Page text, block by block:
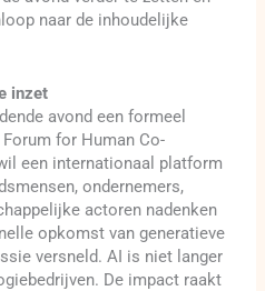
naar de inhoudelijke
inzet
avond een formeel
for Human Co-
een internationaal platform
ondernemers,
actoren nadenken
opkomst van generatieve
versneld. AI is niet langer
De impact raakt